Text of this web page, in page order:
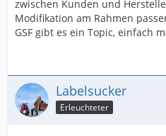
zwischen Kunden und
Modifikation am Rahmen
GSF gibt es ein Topic, einfach
Labelsucker
Erleuchteter